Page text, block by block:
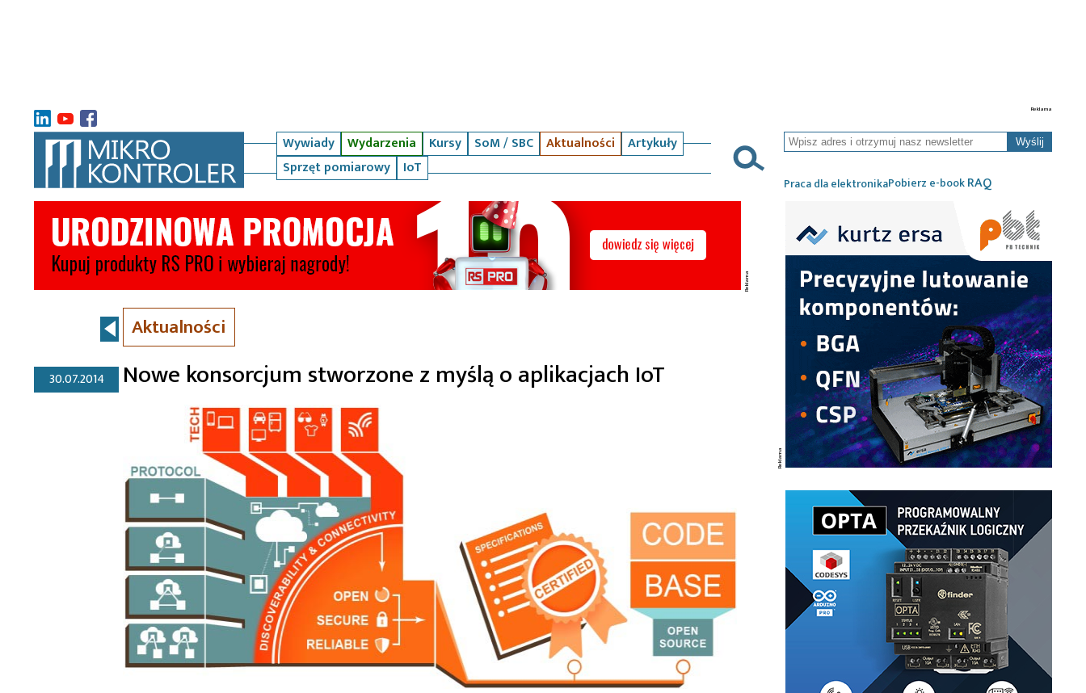
Wywiady Wydarzenia Kursy SoM / SBC Aktualności
Artykuły
Sprzęt pomiarowy
IoT
Wyślij
Praca dla elektronikaPobierz e-bookRAQ
Aktualności
30.07.2014 Nowe konsorcjum stworzone z myślą o aplikacjach IoT